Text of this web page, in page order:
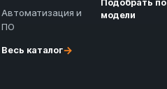
Автоматизация и
ПО
Весь каталог→
модели